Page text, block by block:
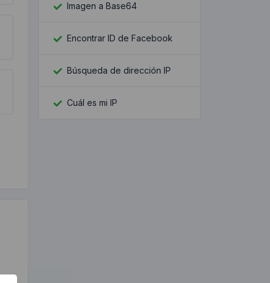
Imagen a Base64
Encontrar ID de Facebook
Búsqueda de dirección IP
Cuál es mi IP